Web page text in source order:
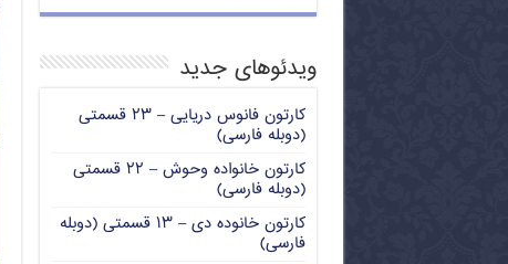
ویدئوهای جدید
کارتون فانوس دریایی – ۲۳ قسمتی
(دوبله فارسی)
کارتون خانواده وحوش – ۲۲ قسمتی
(دوبله فارسی)
کارتون خانوده دی – ۱۳ قسمتی (دوبله
فارسی)